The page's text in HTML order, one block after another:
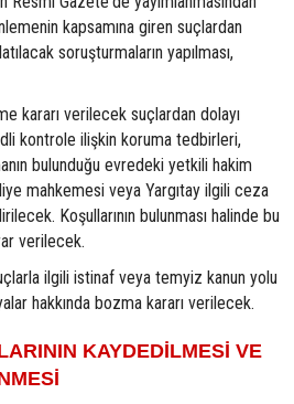
kapsamına giren suçlardan
soruşturmaların yapılması,
kararı verilecek suçlardan dolayı
kontrole ilişkin koruma tedbirleri,
bulunduğu evredeki yetkili hakim
mahkemesi veya Yargıtay ilgili ceza
Koşullarının bulunması halinde bu
verilecek.
ilgili istinaf veya temyiz kanun yolu
hakkında bozma kararı verilecek.
KAYDEDİLMESİ VE